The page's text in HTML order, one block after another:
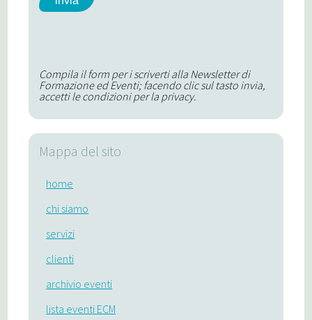
Compila il form per i scriverti alla Newsletter di
Formazione ed Eventi; facendo clic sul tasto invia,
accetti le condizioni per la privacy.
Mappa del sito
home
chi siamo
servizi
clienti
archivio eventi
lista eventi ECM